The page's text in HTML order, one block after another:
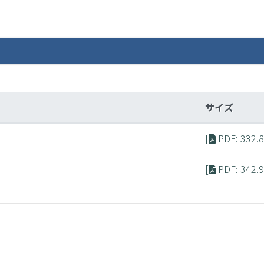
サイズ
[ PDF:
[ PDF: